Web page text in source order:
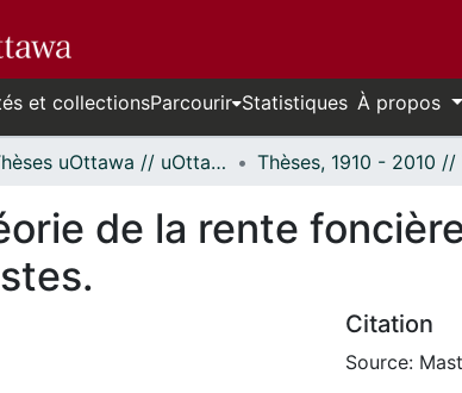
et collectionsParcourir Statistiques À propos
Thèses uOttawa // uOttawa Theses
de la rente
Citation
Source: